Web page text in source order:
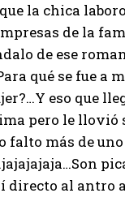
la chica
de la
de ese
qué se fue a
eso que
pero le llovió
falto más de
directo al antro